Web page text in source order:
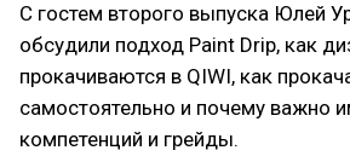
С гостем второго выпуска Юлей
обсудили подход Paint Drip, как
прокачиваются в QIWI, как
самостоятельно и почему важно
компетенций и грейды.